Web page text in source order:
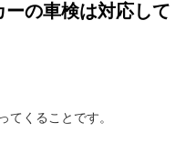
の車検は対応して
てくることです。